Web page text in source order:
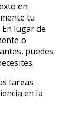
en
tu
lugar de
o
puedes
tareas
en la